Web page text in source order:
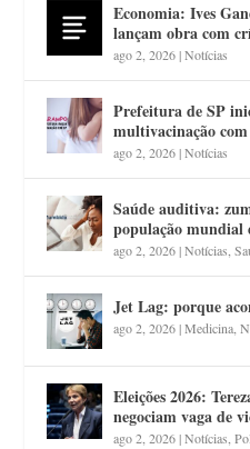
Economia: Ives
lançam obra com
ago 2, 2026|Notícias
Prefeitura de SP
multivacinação
ago 2, 2026|Notícias
Saúde auditiva:
população mundial
ago 2, 2026|Notícias,
Jet Lag: porque
ago 2, 2026|Medicina,
Eleições 2026:
negociam vaga de
ago 2, 2026|Notícias,